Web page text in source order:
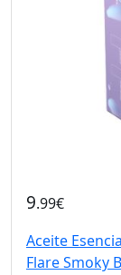
9.99€
Aceite
Flare Smoky